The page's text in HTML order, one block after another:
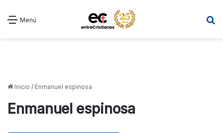
Menú
Inicio / Enmanuel espinosa
Enmanuel espinosa